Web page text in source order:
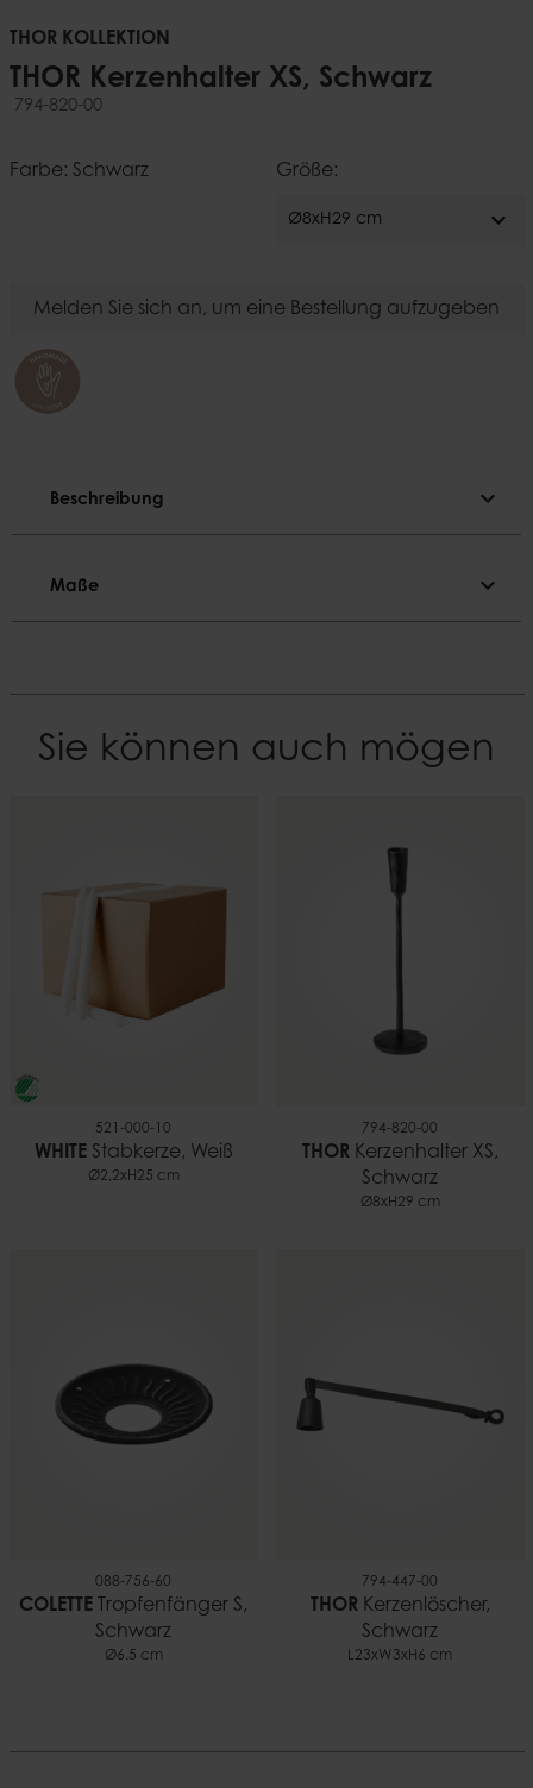
THOR KOLLEKTION
THOR Kerzenhalter XS, Schwarz
794-820-00
Farbe: Schwarz Größe:
Ø8xH29 cm expand_more
Melden Sie sich an, um eine Bestellung aufzugeben
Beschreibung expand_more
Ø2,2 cm Kerze
Material
Schmiedeeisen
Maße expand_more
Höhe
Sie können auch mögen
521-000-10
WHITEStabkerze, Weiß
Ø2,2xH25 cm
794-820-00
THORKerzenhalter XS,
Schwarz
Ø8xH29 cm
088-756-60
COLETTE Tropfenfänger S,
Schwarz
Ø6.5 cm
794-447-00
THORKerzenlöscher,
Schwarz
L23xW3xH6 cm